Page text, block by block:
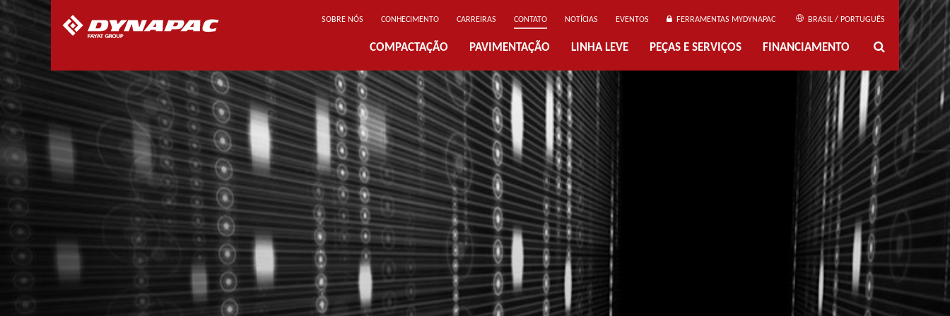
SOBRE NÓS CONHECIMENTO CARREIRAS CONTATO NOTÍCIAS EVENTOS FERRAMENTAS MYDYNAPAC BRASIL / PORTUGUÊS
COMPACTAÇÃO PAVIMENTAÇÃO LINHA LEVE PEÇAS E SERVIÇOS FINANCIAMENTO